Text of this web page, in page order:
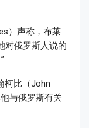
）声称，布莱
对俄罗斯人说的
柯比（John
与俄罗斯有关